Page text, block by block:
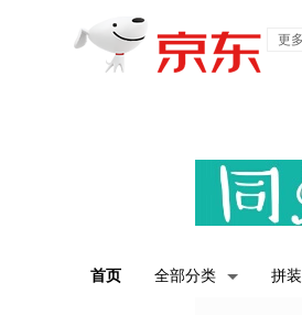
更
首页 全部分类 拼